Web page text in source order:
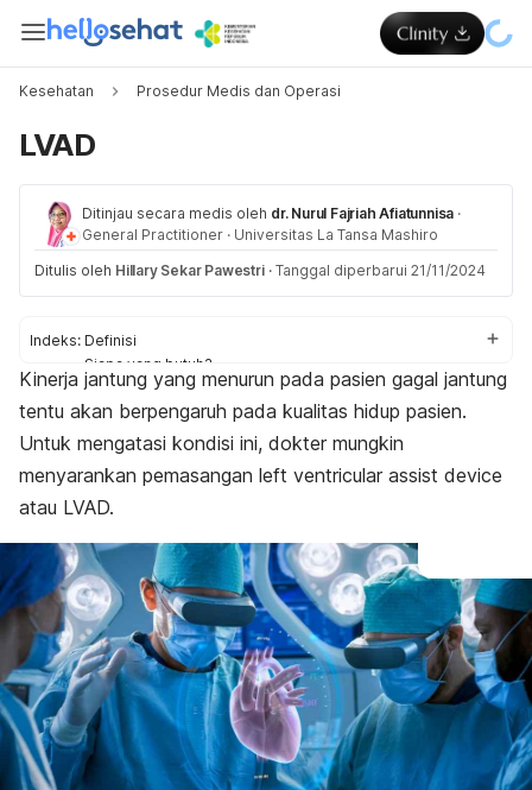
Kesehatan Prosedur Medis dan Operasi
LVAD
Ditinjau secara medis oleh dr. Nurul Fajriah Afiatunnisa ·
General Practitioner · Universitas La Tansa Mashiro
Ditulis oleh Hillary Sekar Pawestri · Tanggal diperbarui 21/11/2024
Indeks: Definisi
Siapa yang butuh?
Prosedur
Perawatan
Kinerja jantung yang menurun pada pasien gagal jantung
tentu akan berpengaruh pada kualitas hidup pasien.
Untuk mengatasi kondisi ini, dokter mungkin
menyarankan pemasangan left ventricular assist device
atau LVAD.